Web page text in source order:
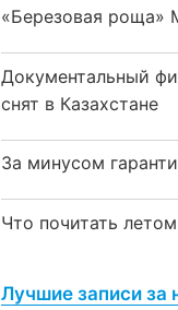
«Березовая роща»
Документальный
снят в Казахстане
За минусом
Что почитать летом
Лучшие записи за